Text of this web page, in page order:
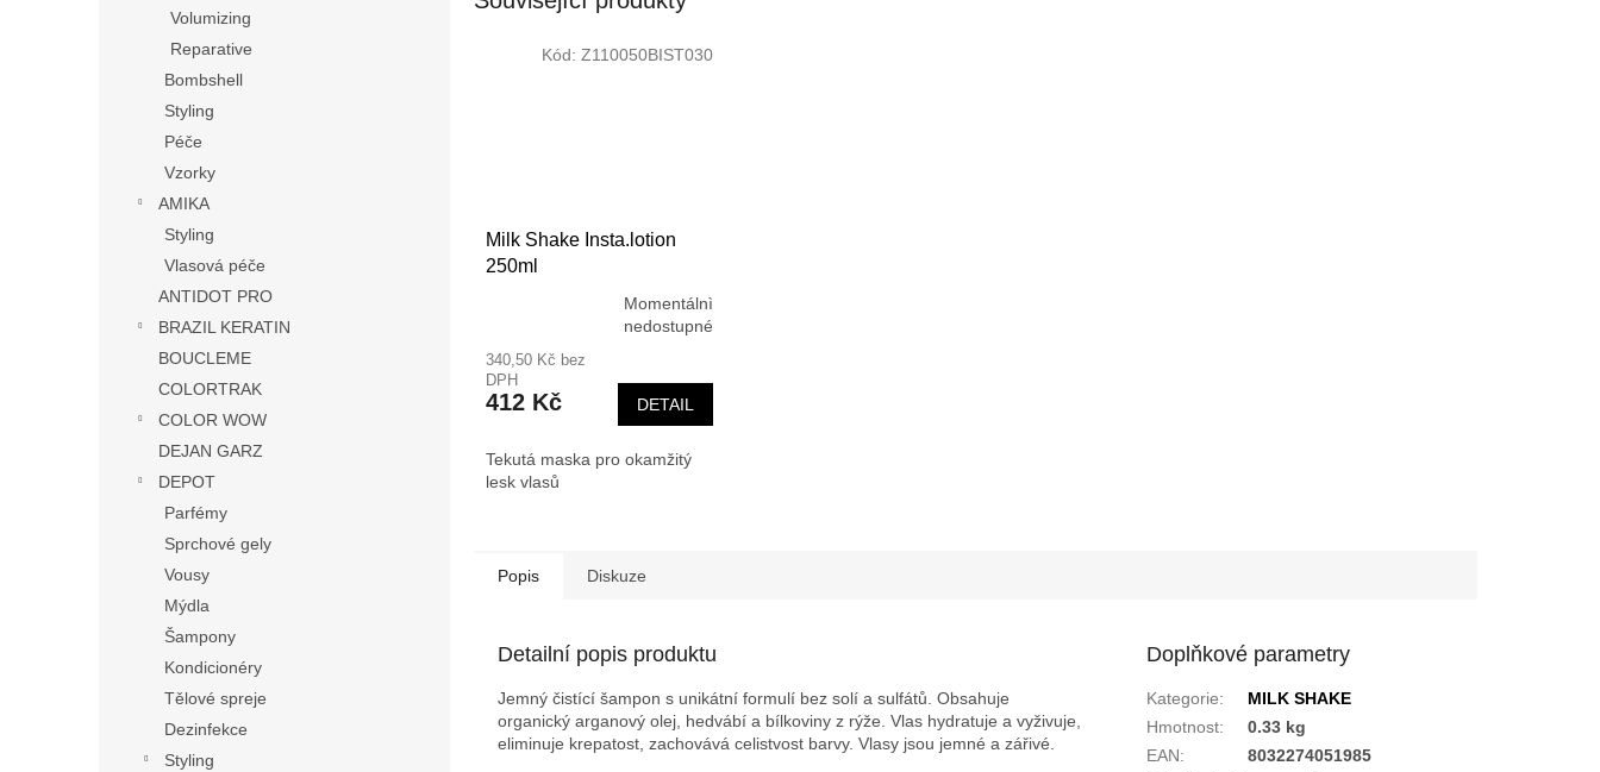
Volumizing
Reparative
Bombshell
Styling
Péče
Vzorky
AMIKA
Styling
Vlasová péče
ANTIDOT PRO
BRAZIL KERATIN
BOUCLEME
COLORTRAK
COLOR WOW
DEJAN GARZ
DEPOT
Parfémy
Sprchové gely
Vousy
Mýdla
Šampony
Kondicionéry
Tělové spreje
Dezinfekce
Styling
Milk Shake Insta.lotion
250ml
produktu
je
3,8
5
hvězdiček.
Momentálnì
nedostupné
340,50 Kč bez
DPH
412 Kč DETAIL
Tekutá maska pro okamžitý
lesk vlasů
Kód: Z110050BIST030
Popis Diskuze
Detailní popis produktu
Jemný čistící šampon s unikátní formulí bez solí a sulfátů. Obsahuje
organický arganový olej , hedvábí a bílkoviny z rýže. Vlas hydratuje a vyživuje,
eliminuje krepatost, zachovává celistvost barvy. Vlasy jsou jemné a zářivé.
Doplňkové parametry
Kategorie:
MILK SHAKE
Hmotnost:
0.33 kg
EAN:
8032274051985